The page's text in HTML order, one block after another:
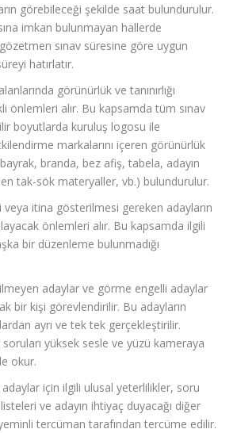
görebileceği şekilde saat bulundurulur.
imkan bulunmayan hallerde
sınav süresine göre uygun
hatırlatır.
görünürlük ve tanınırlığı
önlemleri alır. Bu kapsamda tüm sınav
boyutlarda kuruluş logosu ile
markalarını içeren görünürlük
branda, bez afiş, tabela, adayın
tak-sök materyaller, vb.) bulundurulur.
veya itina gösterilmesi gereken adayların
önlemleri alır. Bu kapsamda ilgili
bir düzenleme bulunmadığı
adaylar ve görme engelli adaylar
bir kişi görevlendirilir. Bu adayların
ayrı ve tek tek gerçekleştirilir.
soruları yüksek sesle ve yüzü kameraya
okur.
için ilgili ulusal yeterlilikler, soru
ve adayın ihtiyaç duyacağı diğer
tercüman tarafından tercüme edilir.